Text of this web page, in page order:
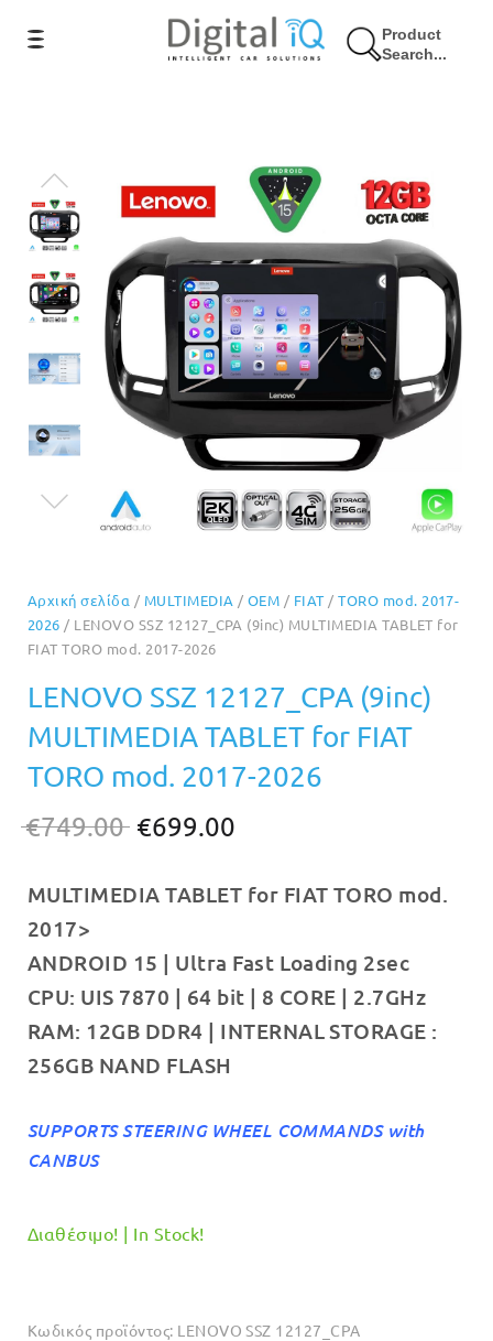
Product
Search...
7% Έκπτωση
Αρχική σελίδα / MULTIMEDIA / OEM / FIAT/TORO mod. 2017-
2026 / LENOVO SSZ 12127_CPA (9inc) MULTIMEDIA TABLET for
FIAT TORO mod. 2017-2026
LENOVO SSZ 12127_CPA (9inc)
MULTIMEDIA TABLET for FIAT
TORO mod. 2017-2026
€749.00 Original
was:
€699.00
τιμή
€699.00.
MULTIMEDIA TABLET for FIAT TORO mod.
2017>
ANDROID 15 | Ultra Fast Loading 2sec
CPU: UIS 7870 | 64 bit | 8 CORE | 2.7GHz
RAM: 12GB DDR4 | INTERNAL STORAGE :
256GB NAND FLASH
SUPPORTS STEERING WHEEL COMMANDS with
CANBUS
Διαθέσιμο! | In Stock!
Κωδικός προϊόντος: LENOVO SSZ 12127_CPA